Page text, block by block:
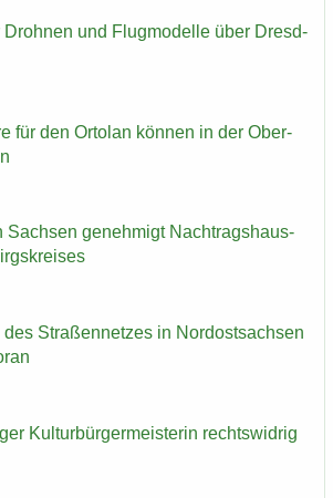
Droh­nen und Flug­mo­del­le über Dresd­
für den Or­to­lan kön­nen in der Ober­
Sach­sen ge­neh­migt Nach­trags­haus­
Stra­ßen­net­zes in Nord­ost­sach­sen
Kul­tur­bür­ger­meis­te­rin rechts­wid­rig